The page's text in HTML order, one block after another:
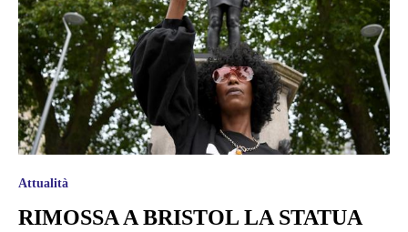
Attualità
RIMOSSA A BRISTOL LA STATUA